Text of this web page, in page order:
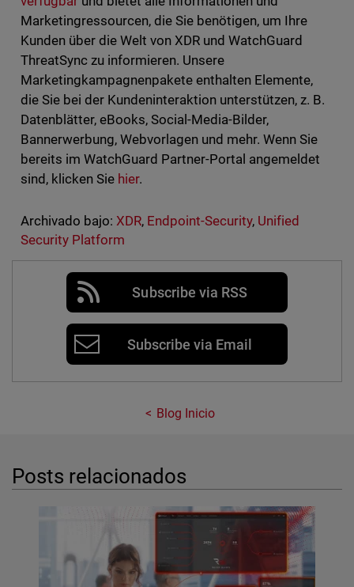
Marketingressourcen, die Sie benötigen, um Ihre
Kunden über die Welt von XDR und WatchGuard
ThreatSync zu informieren. Unsere
Marketingkampagnenpakete enthalten Elemente,
die Sie bei der Kundeninteraktion unterstützen, z. B.
Datenblätter, eBooks, Social-Media-Bilder,
Bannerwerbung, Webvorlagen und mehr. Wenn Sie
bereits im WatchGuard Partner-Portal angemeldet
sind, klicken Sie hier.
Archivado bajo: XDR, Endpoint-Security, Unified
Security Platform
Subscribe via RSS
Subscribe via Email
Blog Inicio
Posts relacionados